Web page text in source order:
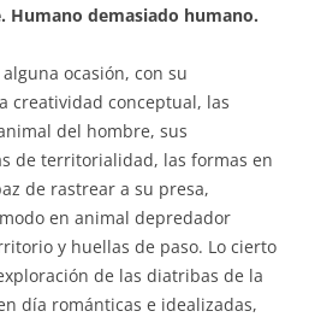
Humano demasiado humano.
ocasión, con su
creatividad conceptual, las
del hombre, sus
de territorialidad, las formas en
de rastrear a su presa,
en animal depredador
y huellas de paso. Lo cierto
de las diatribas de la
día románticas e idealizadas,